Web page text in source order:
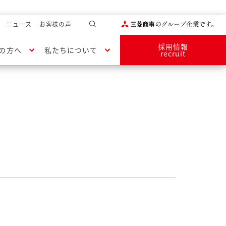
ニュース お客様の声
方へ 私たちについて 採用情報
recruit